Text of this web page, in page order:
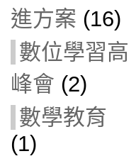
進方案 (16)
數位學習高
峰會 (2)
數學教育
(1)